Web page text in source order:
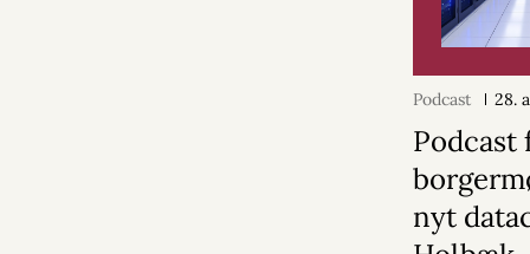
Podcast 28.
Podcast
nyt